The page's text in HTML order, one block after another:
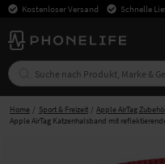
Kostenloser Versand Schnelle
Home Sport & Freizeit
Apple AirTag
Apple AirTag Katzenhalsband mit